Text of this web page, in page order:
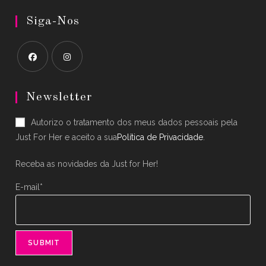
Siga-Nos
in
new
tab
in
new
tab
Newsletter
Autorizo o tratamento dos meus dados pessoais pela
Just For Her e aceito a suaPolítica de Privacidade.
Receba as novidades da Just for Her!
E-mail*